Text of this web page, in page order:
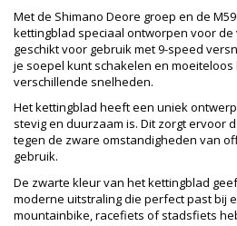
Met de Shimano Deore groep en de
kettingblad speciaal ontworpen voor
geschikt voor gebruik met 9-speed
je soepel kunt schakelen en
verschillende snelheden.
Het kettingblad heeft een uniek
stevig en duurzaam is. Dit zorgt ervoor
tegen de zware omstandigheden van
gebruik.
De zwarte kleur van het kettingblad
moderne uitstraling die perfect past bij
mountainbike, racefiets of stadsfiets